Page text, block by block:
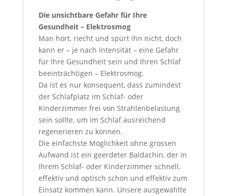
Die unsichtbare Gefahr für Ihre
Gesundheit – Elektrosmog
Man hört, riecht und spürt ihn nicht, doch
kann er – je nach Intensität – eine Gefahr
für Ihre Gesundheit sein und Ihren Schlaf
beeinträchtigen – Elektrosmog.
Da ist es nur konsequent, dass zumindest
der Schlafplatz im Schlaf- oder
Kinderzimmer frei von Strahlenbelastung
sein sollte, um im Schlaf ausreichend
regenerieren zu können.
Die einfachste Möglichkeit ohne grossen
Aufwand ist ein geerdeter Baldachin, der in
Ihrem Schlaf- oder Kinderzimmer schnell,
effektiv und optisch schön und effektiv zum
Einsatz kommen kann. Unsere ausgewählte